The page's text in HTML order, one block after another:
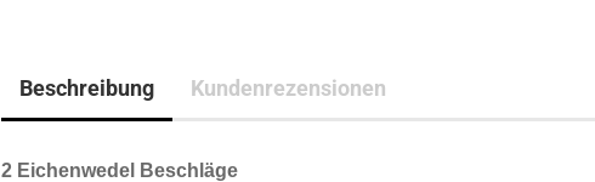
Beschreibung Kundenrezensionen
2 Eichenwedel Beschläge